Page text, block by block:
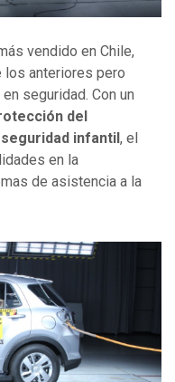
vendido en Chile,
los anteriores pero
seguridad. Con un
del
infantil , el
en la
de asistencia a la